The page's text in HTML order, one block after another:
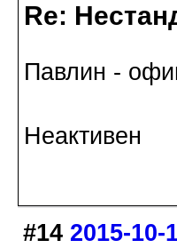
Re:
Павлин -
Неактивен
#14 2015-10-